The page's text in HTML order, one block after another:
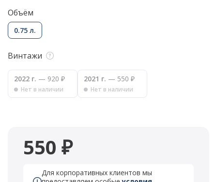
Объём
0.75 л.
Винтажи
2022 г. — 920 ₽
Нет в наличии
2021 г. — 550 ₽
Нет в наличии
550 ₽
Для корпоративных клиентов мы